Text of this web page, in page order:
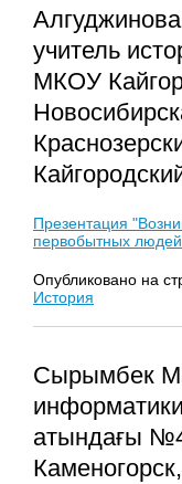
учитель
МКОУ
Презентация
первобытных
Опубликовано на
История
Сырымбек
атындағы